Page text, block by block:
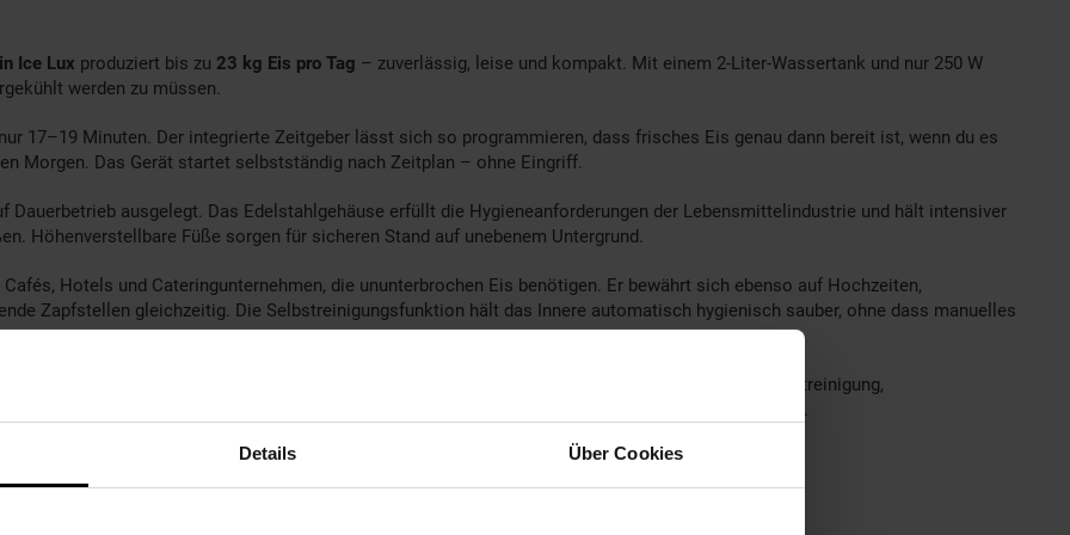
Details Über Cookies
Ice Lux produziert bis zu 23 kg Eis pro Tag – zuverlässig, leise und kompakt. Mit einem 2-Liter-Wassertank und nur 250 W
werden zu müssen.
17–19 Minuten. Der integrierte Zeitgeber lässt sich so programmieren, dass frisches Eis genau dann bereit ist, wenn du es
Morgen. Das Gerät startet selbstständig nach Zeitplan – ohne Eingriff.
ausgelegt. Das Edelstahlgehäuse erfüllt die Hygieneanforderungen der Lebensmittelindustrie und hält intensiver
Höhenverstellbare Füße sorgen für sicheren Stand auf unebenem Untergrund.
Hotels und Cateringunternehmen, die ununterbrochen Eis benötigen. Er bewährt sich ebenso auf Hochzeiten,
Zapfstellen gleichzeitig. Die Selbstreinigungsfunktion hält das Innere automatisch hygienisch sauber, ohne dass manuelles
2-Liter-Wassertank, 250 W Leistung – kompakt, leistungsstark und wartungsarm. Automatische Selbstreinigung,
Edelstahlgehäuse machen ihn zur zuverlässigen Lösung für zuhause und den Gastronomiebetrieb.
zur Hand, wenn du es brauchst.